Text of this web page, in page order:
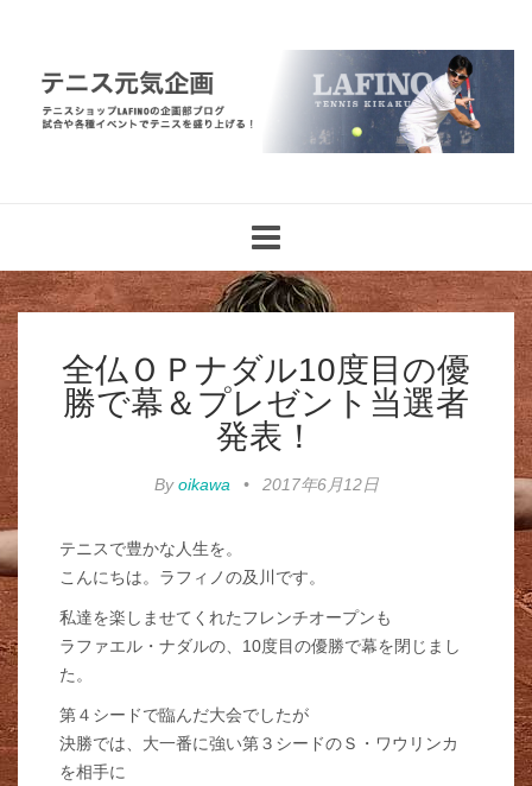
navigation
全仏ＯＰナダル10度目の優
勝で幕＆プレゼント当選者
発表！
Byoikawa • 2017年6月12日
テニスで豊かな人生を。
こんにちは。ラフィノの及川です。
私達を楽しませてくれたフレンチオープンも
ラファエル・ナダルの、10度目の優勝で幕を閉じまし
た。
第４シードで臨んだ大会でしたが
決勝では、大一番に強い第３シードのＳ・ワウリンカ
を相手に